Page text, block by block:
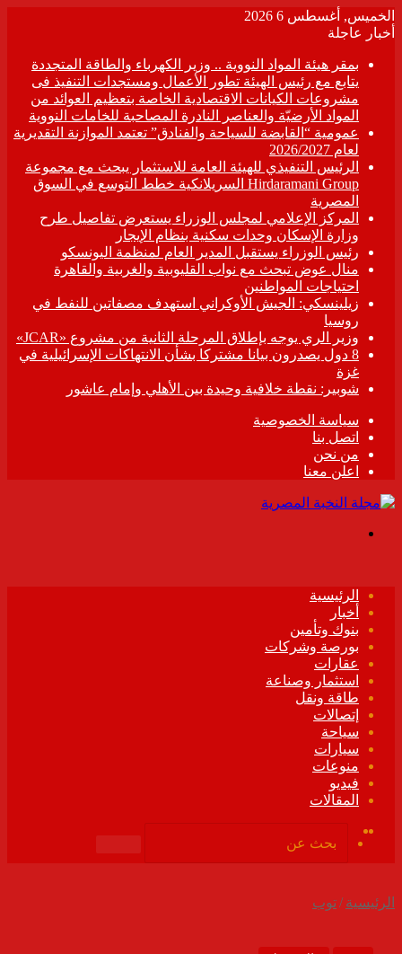
الخميس, أغسطس 6 2026
أخبار عاجلة
بمقر هيئة المواد النووية .. وزير الكهرباء والطاقة المتجددة
يتابع مع رئيس الهيئة تطور الأعمال ومستجدات التنفيذ فى
مشروعات الكيانات الاقتصادية الخاصة بتعظيم العوائد من
المواد الأرضيّة والعناصر النادرة المصاحبة للخامات النووية
عمومية “القابضة للسياحة والفنادق” تعتمد الموازنة التقديرية
لعام 2026/2027
الرئيس التنفيذي للهيئة العامة للاستثمار يبحث مع مجموعة
Hirdaramani Group السريلانكية خطط التوسع في السوق
المصرية
المركز الإعلامي لمجلس الوزراء يستعرض تفاصيل طرح
وزارة الإسكان وحدات سكنية بنظام الإيجار
رئيس الوزراء يستقبل المدير العام لمنظمة اليونسكو
منال عوض تبحث مع نواب القليوبية والغربية والقاهرة
احتياجات المواطنين
زيلينسكي: الجيش الأوكراني استهدف مصفاتين للنفط في
روسيا
وزير الري يوجه بإطلاق المرحلة الثانية من مشروع «JCAR»
8 دول يصدرون بيانا مشتركا بشأن الانتهاكات الإسرائيلية في
غزة
شوبير: نقطة خلافية وحيدة بين الأهلي وإمام عاشور
سياسة الخصوصية
اتصل بنا
من نحن
اعلن معنا
الرئيسية
أخبار
بنوك وتأمين
بورصة وشركات
عقارات
استثمار وصناعة
طاقة ونقل
إتصالات
سياحة
سيارات
منوعات
فيديو
المقالات
الموقع
الرئيسية /توب